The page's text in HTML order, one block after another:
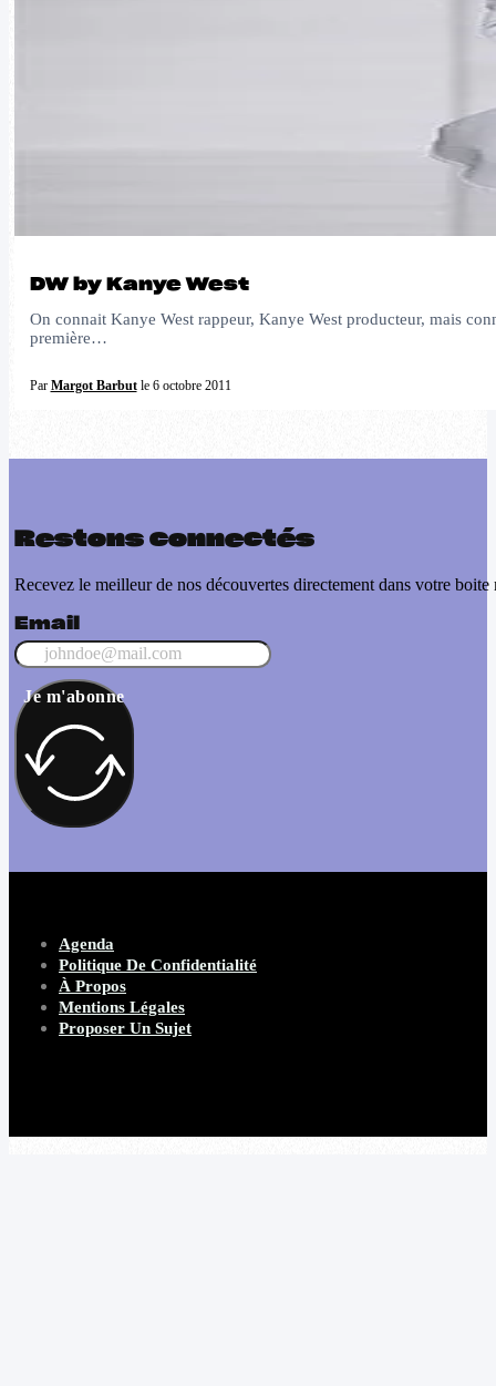
DW by Kanye West
On connait Kanye West rappeur, Kanye West producteur, mais
première…
Par Margot Barbutle 6 octobre 2011
Restons connectés
Recevez le meilleur de nos découvertes directement dans votre boite
Email
Je m'abonne
Agenda
Politique De Confidentialité
À Propos
Mentions Légales
Proposer Un Sujet